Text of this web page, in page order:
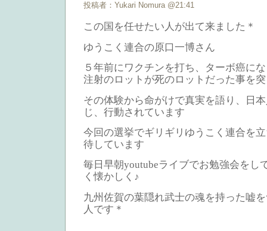
投稿者：Yukari Nomura @21:41
この国を任せたい人が出て来ました＊
ゆうこく連合の原口一博さん
５年前にワクチンを打ち、ターボ癌に
注射のロットが死のロットだった事を
その体験から命がけで真実を語り、日
じ、行動されています
今回の選挙でギリギリゆうこく連合を
待しています
毎日早朝youtubeライブでお勉強会をし
く懐かしく♪
九州佐賀の葉隠れ武士の魂を持った嘘
人です＊